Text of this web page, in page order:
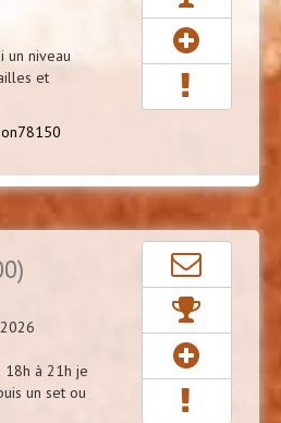
un niveau
et
18h à 21h je
un set ou